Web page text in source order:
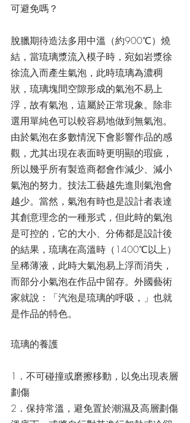
可避免嗎？
脫臘期待造法多用中溫（約900℃）燒
結，當琉璃漿流入模子時，宛如岩漿徐
徐流入而產生氣泡，此時琉璃為濃稠
狀，琉璃塊間空隙形成的氣泡不易上
浮，故有氣泡，這屬於正常現象。除非
選用單純色可以較容易地做到無氣泡。
由於氣泡在多數情況下會影響作品的感
觀，尤其出現在表面時更明顯的瑕疵，
所以幾乎所有製造商都會作減少、減小
氣泡的努力。技法工藝越先進則氣泡會
越少。當然，氣泡有時也是設計者表達
其創意理念的一種形式，但此時的氣泡
是可控的，它的大小、分佈都是設計後
的結果，琉璃在高溫時（1400℃以上）
呈稀薄液，此時大氣泡易上浮而消失，
而部分小氣泡在作品中留存。外國藝術
家就說：「汽泡是琉璃的呼吸，」也就
是作品的特色。
琉璃的養護
1．不可碰撞或磨擦移動，以免出現表層
劃傷
2．保持常溫，避免置於潮濕及高層劃傷